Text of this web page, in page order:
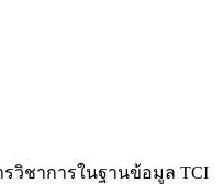
วิชาการในฐานข้อมูล TCI